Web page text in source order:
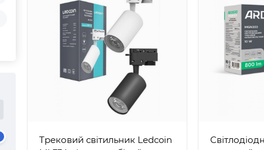
Трековий світильник Ledcoin